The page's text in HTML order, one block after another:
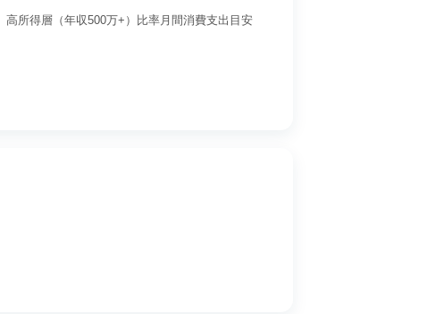
高所得層（年収500万+）比率月間消費支出目安